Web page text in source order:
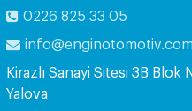
0226 825 33 05
info@enginotomotiv.com
Kirazlı Sanayi Sitesi 3B
Yalova